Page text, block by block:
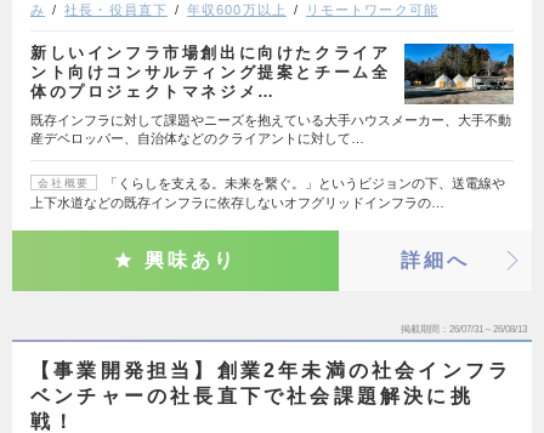
み
社長・役員直下 年収600万以上 リモートワーク可能
新しいインフラ市場創出に向けたクライア
ント向けコンサルティング提案とチーム全
体のプロジェクトマネジメ…
既存インフラに対して課題やニーズを抱えている大手ハウスメーカー、大手不動
産デベロッパー、自治体などのクライアントに対して…
会社概要
「くらしを支える。未来を繋ぐ。」というビジョンの下、送電線や
上下水道などの既存インフラに依存しないオフグリッドインフラの…
興味あり 詳細へ
掲載期間 26/07/31～26/08/13
【事業開発担当】創業2年未満の社会インフラ
ベンチャーの社長直下で社会課題解決に挑
戦！